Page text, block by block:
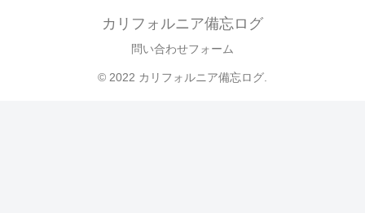
カリフォルニア備忘ログ
問い合わせフォーム
© 2022 カリフォルニア備忘ログ.